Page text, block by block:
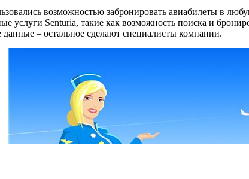
возможностью забронировать авиабилеты в
услуги Senturia, такие как возможность поиска и
– остальное сделают специалисты компании.